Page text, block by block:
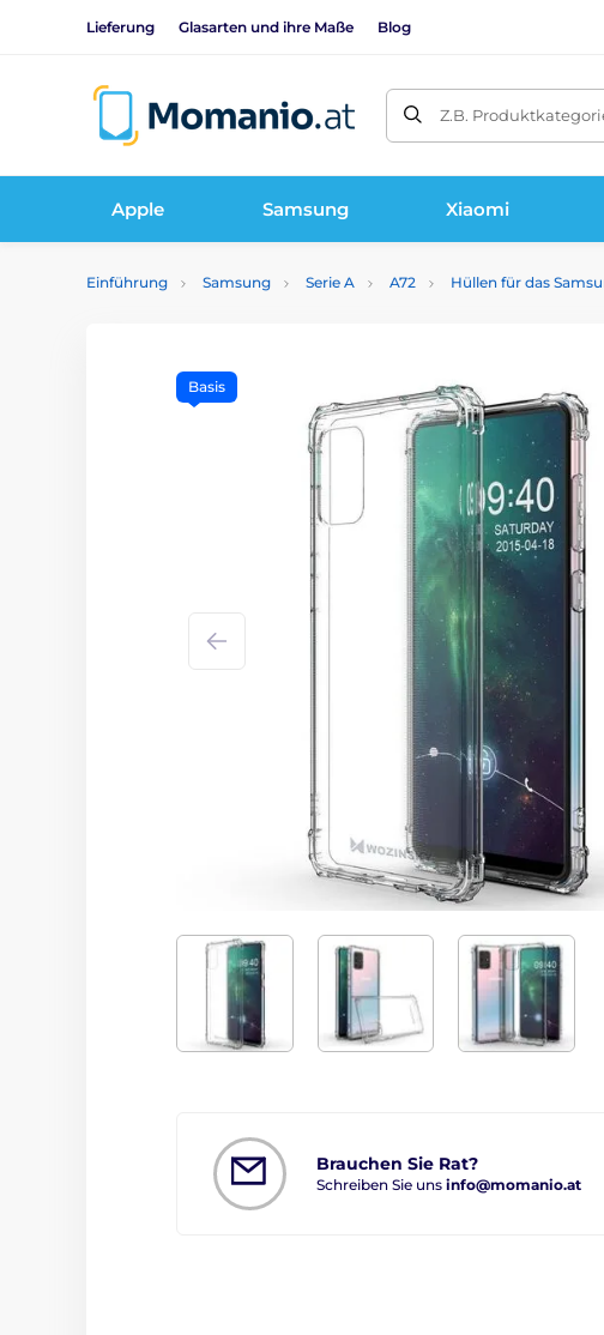
Lieferung Glasarten und ihre Maße Blog
Z.B.
Apple Samsung Xiaomi
Einführung Samsung Serie A A72 Hüllen für das
Brauchen Sie Rat?
Schreiben Sie uns info@momanio.at
Basis